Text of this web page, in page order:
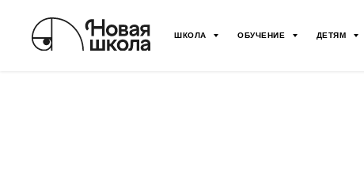
ШКОЛА ОБУЧЕНИЕ ДЕТЯМ